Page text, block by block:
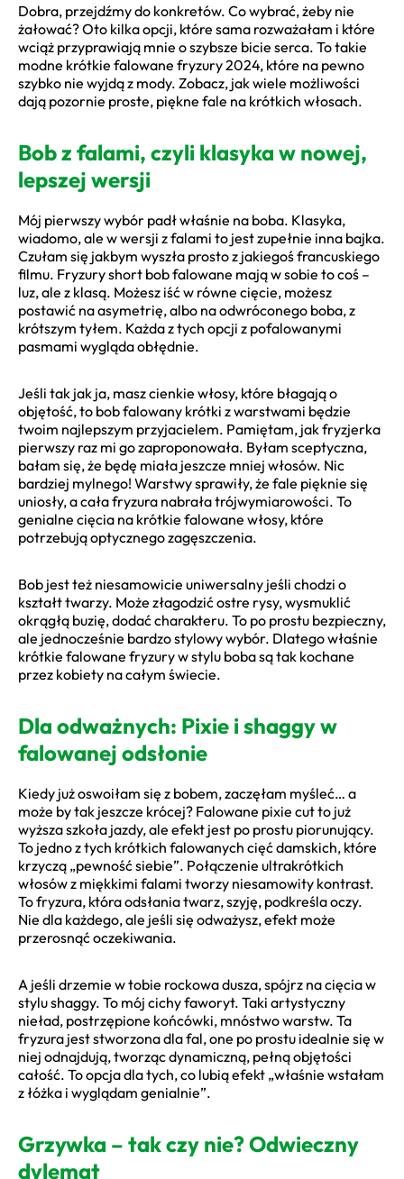
Dobra, przejdźmy do konkretów. Co wybrać, żeby nie
żałować? Oto kilka opcji, które sama rozważałam i które
wciąż przyprawiają mnie o szybsze bicie serca. To takie
modne krótkie falowane fryzury 2024, które na pewno
szybko nie wyjdą z mody. Zobacz, jak wiele możliwości
dają pozornie proste, piękne fale na krótkich włosach.
Bob z falami, czyli klasyka w nowej,
lepszej wersji
Mój pierwszy wybór padł właśnie na boba. Klasyka,
wiadomo, ale w wersji z falami to jest zupełnie inna bajka.
Czułam się jakbym wyszła prosto z jakiegoś francuskiego
filmu. Fryzury short bob falowane mają w sobie to coś –
luz, ale z klasą. Możesz iść w równe cięcie, możesz
postawić na asymetrię, albo na odwróconego boba, z
krótszym tyłem. Każda z tych opcji z pofalowanymi
pasmami wygląda obłędnie.
Jeśli tak jak ja, masz cienkie włosy, które błagają o
objętość, to bob falowany krótki z warstwami będzie
twoim najlepszym przyjacielem. Pamiętam, jak fryzjerka
pierwszy raz mi go zaproponowała. Byłam sceptyczna,
bałam się, że będę miała jeszcze mniej włosów. Nic
bardziej mylnego! Warstwy sprawiły, że fale pięknie się
uniosły, a cała fryzura nabrała trójwymiarowości. To
genialne cięcia na krótkie falowane włosy, które
potrzebują optycznego zagęszczenia.
Bob jest też niesamowicie uniwersalny jeśli chodzi o
kształt twarzy. Może złagodzić ostre rysy, wysmuklić
okrągłą buzię, dodać charakteru. To po prostu bezpieczny,
ale jednocześnie bardzo stylowy wybór. Dlatego właśnie
krótkie falowane fryzury w stylu boba są tak kochane
przez kobiety na całym świecie.
Dla odważnych: Pixie i shaggy w
falowanej odsłonie
Kiedy już oswoiłam się z bobem, zaczęłam myśleć… a
może by tak jeszcze krócej? Falowane pixie cut to już
wyższa szkoła jazdy, ale efekt jest po prostu piorunujący.
To jedno z tych krótkich falowanych cięć damskich, które
krzyczą „pewność siebie”. Połączenie ultrakrótkich
włosów z miękkimi falami tworzy niesamowity kontrast.
To fryzura, która odsłania twarz, szyję, podkreśla oczy.
Nie dla każdego, ale jeśli się odważysz, efekt może
przerosnąć oczekiwania.
A jeśli drzemie w tobie rockowa dusza, spójrz na cięcia w
stylu shaggy. To mój cichy faworyt. Taki artystyczny
nieład, postrzępione końcówki, mnóstwo warstw. Ta
fryzura jest stworzona dla fal, one po prostu idealnie się w
niej odnajdują, tworząc dynamiczną, pełną objętości
całość. To opcja dla tych, co lubią efekt „właśnie wstałam
z łóżka i wyglądam genialnie”.
Grzywka – tak czy nie? Odwieczny
dylemat